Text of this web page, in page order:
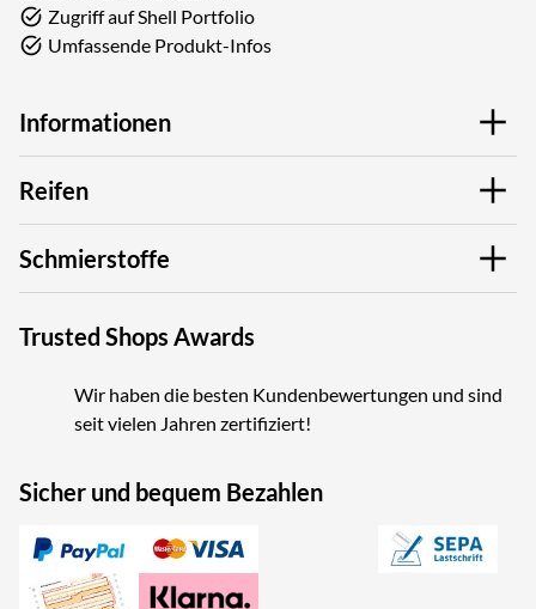
Zugriff auf Shell Portfolio
Umfassende Produkt-Infos
Informationen
Reifen
Schmierstoffe
Trusted Shops Awards
Wir haben die besten Kundenbewertungen und sind
seit vielen Jahren zertifiziert!
Sicher und bequem Bezahlen